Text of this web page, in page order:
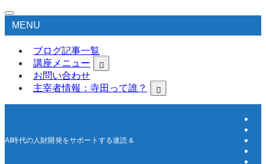
MENU
ブログ記事一覧
講座メニュー
お問い合わせ
主宰者情報：寺田って誰？
AI時代の人財開発をサポートする速読＆高速学習の研究所